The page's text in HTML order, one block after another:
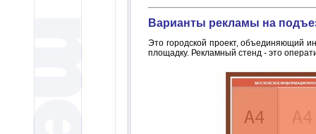
Варианты рекламы на
Это городской проект, объединяющий
площадку. Рекламный стенд - это